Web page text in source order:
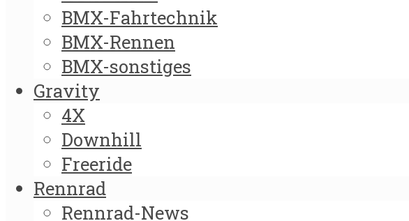
BMX-Fahrtechnik
BMX-Rennen
BMX-sonstiges
Gravity
4X
Downhill
Freeride
Rennrad
Rennrad-News